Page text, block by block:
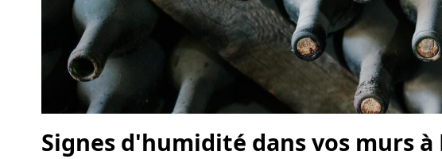
Signes d'humidité dans vos murs à